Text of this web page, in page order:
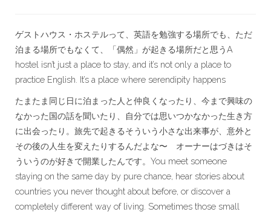
ゲストハウス・ホステルって、英語を勉強する場所でも、ただ
泊まる場所でもなくて、「偶然」が起きる場所だと思うA
hostel isn’t just a place to stay, and it’s not only a place to
practice English. It’s a place where serendipity happens
たまたま同じ日に泊まった人と仲良くなったり、今まで興味の
なかった国の話を聞いたり、自分では思いつかなかった生き方
に出会ったり。旅先で起きるそういう小さな出来事が、意外と
その後の人生を変えたりするんだよな〜 オーナーはづきはそ
ういうのが好きで開業したんです。You meet someone
staying on the same day by pure chance, hear stories about
countries you never thought about before, or discover a
completely different way of living. Sometimes those small